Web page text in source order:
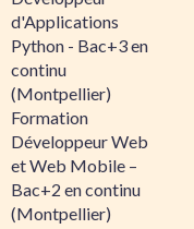
d'Applications
Python - Bac+3 en
continu
(Montpellier)
Formation
Développeur Web
et Web Mobile –
Bac+2 en continu
(Montpellier)